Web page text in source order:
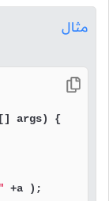
مثال
args) {
+a );